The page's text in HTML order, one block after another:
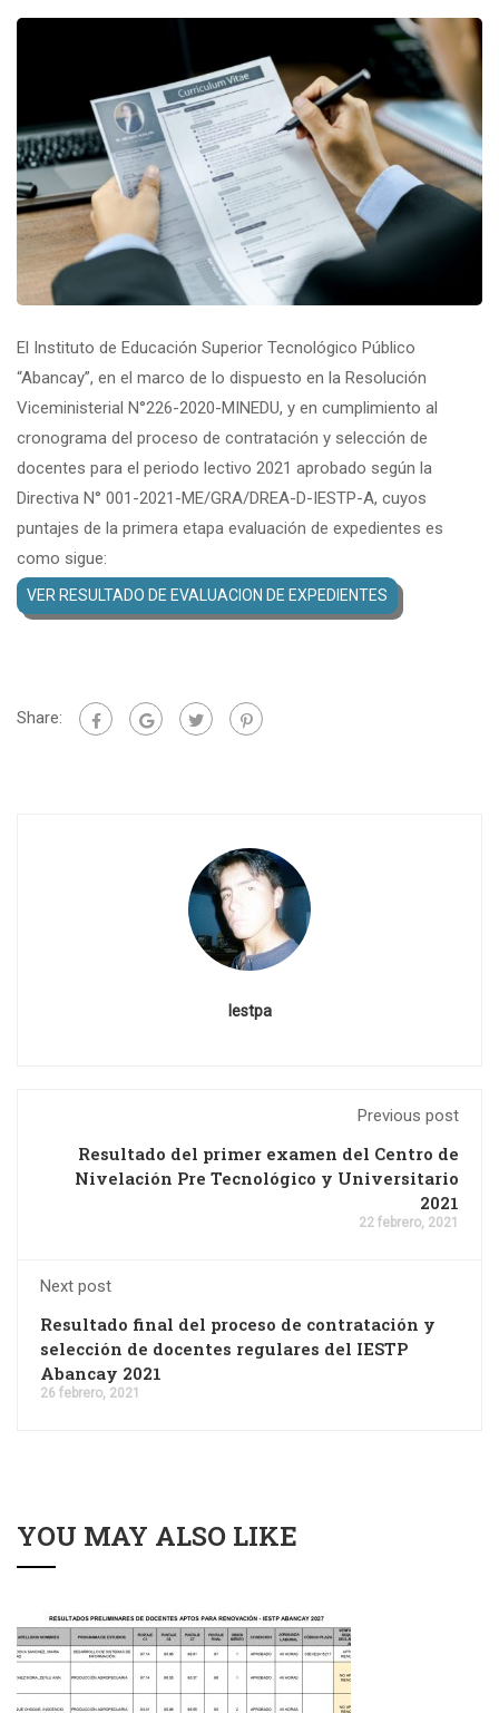
El Instituto de Educación Superior Tecnológico Público
“Abancay”, en el marco de lo dispuesto en la Resolución
Viceministerial N°226-2020-MINEDU, y en cumplimiento al
cronograma del proceso de contratación y selección de
docentes para el periodo lectivo 2021 aprobado según la
Directiva N° 001-2021-ME/GRA/DREA-D-IESTP-A, cuyos
puntajes de la primera etapa evaluación de expedientes es
como sigue:
VER RESULTADO DE EVALUACION DE EXPEDIENTES
Share:
Iestpa
Previous post
Resultado del primer examen del Centro de
Nivelación Pre Tecnológico y Universitario
2021
22 febrero, 2021
Next post
Resultado final del proceso de contratación y
selección de docentes regulares del IESTP
Abancay 2021
26 febrero, 2021
YOU MAY ALSO LIKE